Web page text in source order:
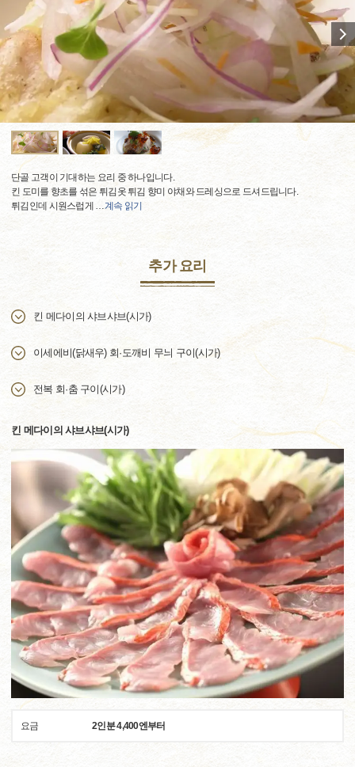
단골 고객이 기대하는 요리 중 하나입니다.
킨 도미를 향초를 섞은 튀김옷 튀김 향미 야채와 드레싱으로 드셔드립니다.
튀김인데 시원스럽게 …계속 읽기
추가 요리
킨 메다이의 샤브샤브(시가)
이세에비(닭새우) 회·도깨비 무늬 구이(시가)
전복 회·춤 구이(시가)
킨 메다이의 샤브샤브(시가)
요금 2인분 4,400엔부터